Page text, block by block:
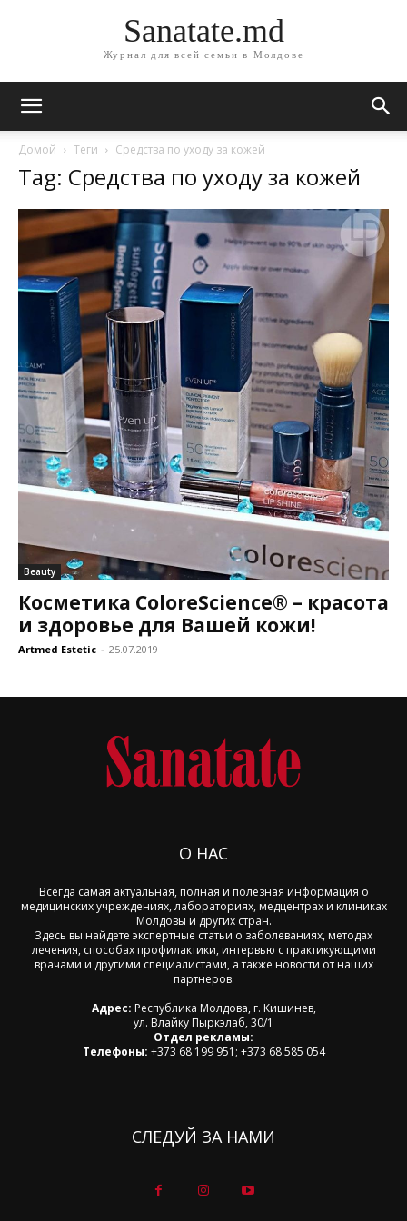
Sanatate.md
Журнал для всей семьи в Молдове
Домой Теги Средства по уходу за кожей
Tag: Средства по уходу за кожей
Beauty
Косметика ColoreScience® – красота
и здоровье для Вашей кожи!
Artmed Estetic - 25.07.2019
О НАС
Всегда самая актуальная, полная и полезная информация о
медицинских учреждениях, лабораториях, медцентрах и клиниках
Молдовы и других стран.
Здесь вы найдете экспертные статьи о заболеваниях, методах
лечения, способах профилактики, интервью с практикующими
врачами и другими специалистами, а также новости от наших
партнеров.
Адрес: Республика Молдова, г. Кишинев,
ул. Влайку Пыркэлаб, 30/1
Отдел рекламы:
Телефоны: +373 68 199 951; +373 68 585 054
СЛЕДУЙ ЗА НАМИ